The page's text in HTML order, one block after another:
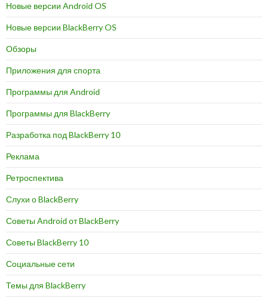
Новые версии Android OS
Новые версии BlackBerry OS
Обзоры
Приложения для спорта
Программы для Android
Программы для BlackBerry
Разработка под BlackBerry 10
Реклама
Ретроспектива
Слухи о BlackBerry
Советы Android от BlackBerry
Советы BlackBerry 10
Социальные сети
Темы для BlackBerry